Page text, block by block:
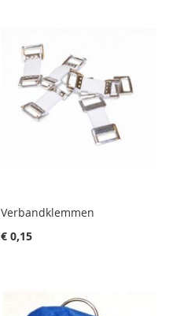
Verbandklemmen
€ 0,15